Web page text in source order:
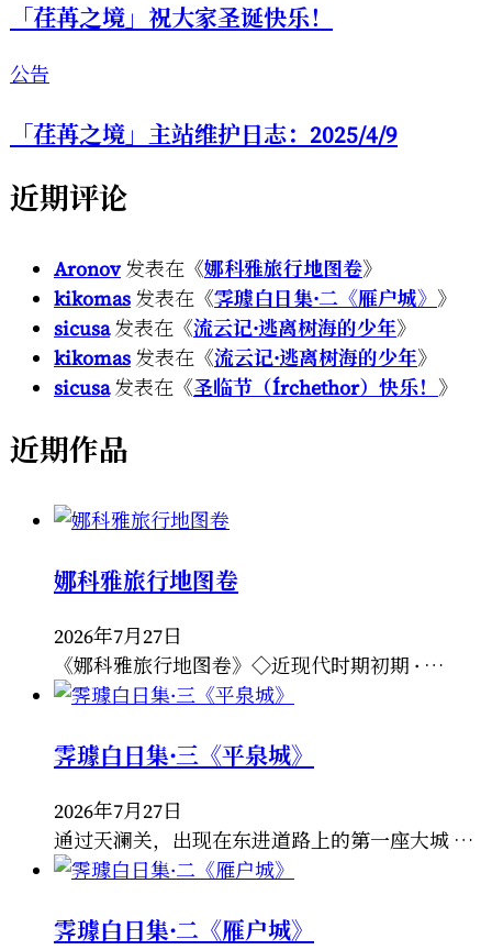
「荏苒之境」祝大家圣诞快乐！
公告
「荏苒之境」主站维护日志：2025/4/9
近期评论
Aronov发表在《娜科雅旅行地图卷》
kikomas发表在《霁璩白日集·二《雁户城》 》
sicusa发表在《流云记·逃离树海的少年》
kikomas发表在《流云记·逃离树海的少年》
sicusa发表在《圣临节（Írchethor）快乐！ 》
近期作品
娜科雅旅行地图卷
2026年7月27日
《娜科雅旅行地图卷》◇近现代时期初期 · …
霁璩白日集·三《平泉城》
2026年7月27日
通过天澜关，出现在东进道路上的第一座大城 …
霁璩白日集·二《雁户城》